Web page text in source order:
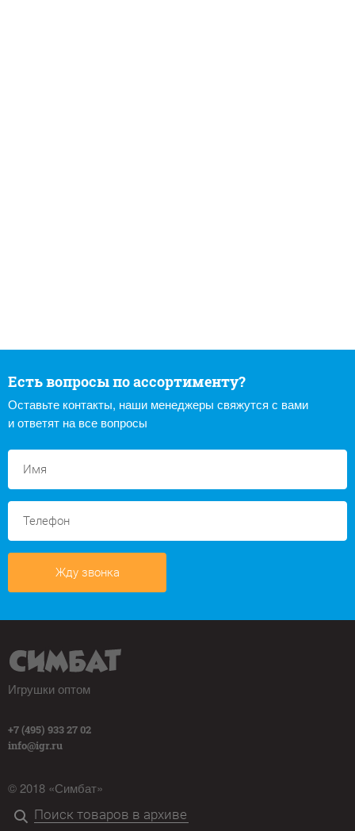
Есть вопросы по ассортименту?
Оставьте контакты, наши менеджеры свяжутся с вами
и ответят на все вопросы
Жду звонка
Игрушки оптом
+7 (495) 933 27 02
info@igr.ru
© 2018 «Симбат»